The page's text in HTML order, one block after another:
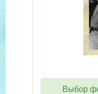
Выбор